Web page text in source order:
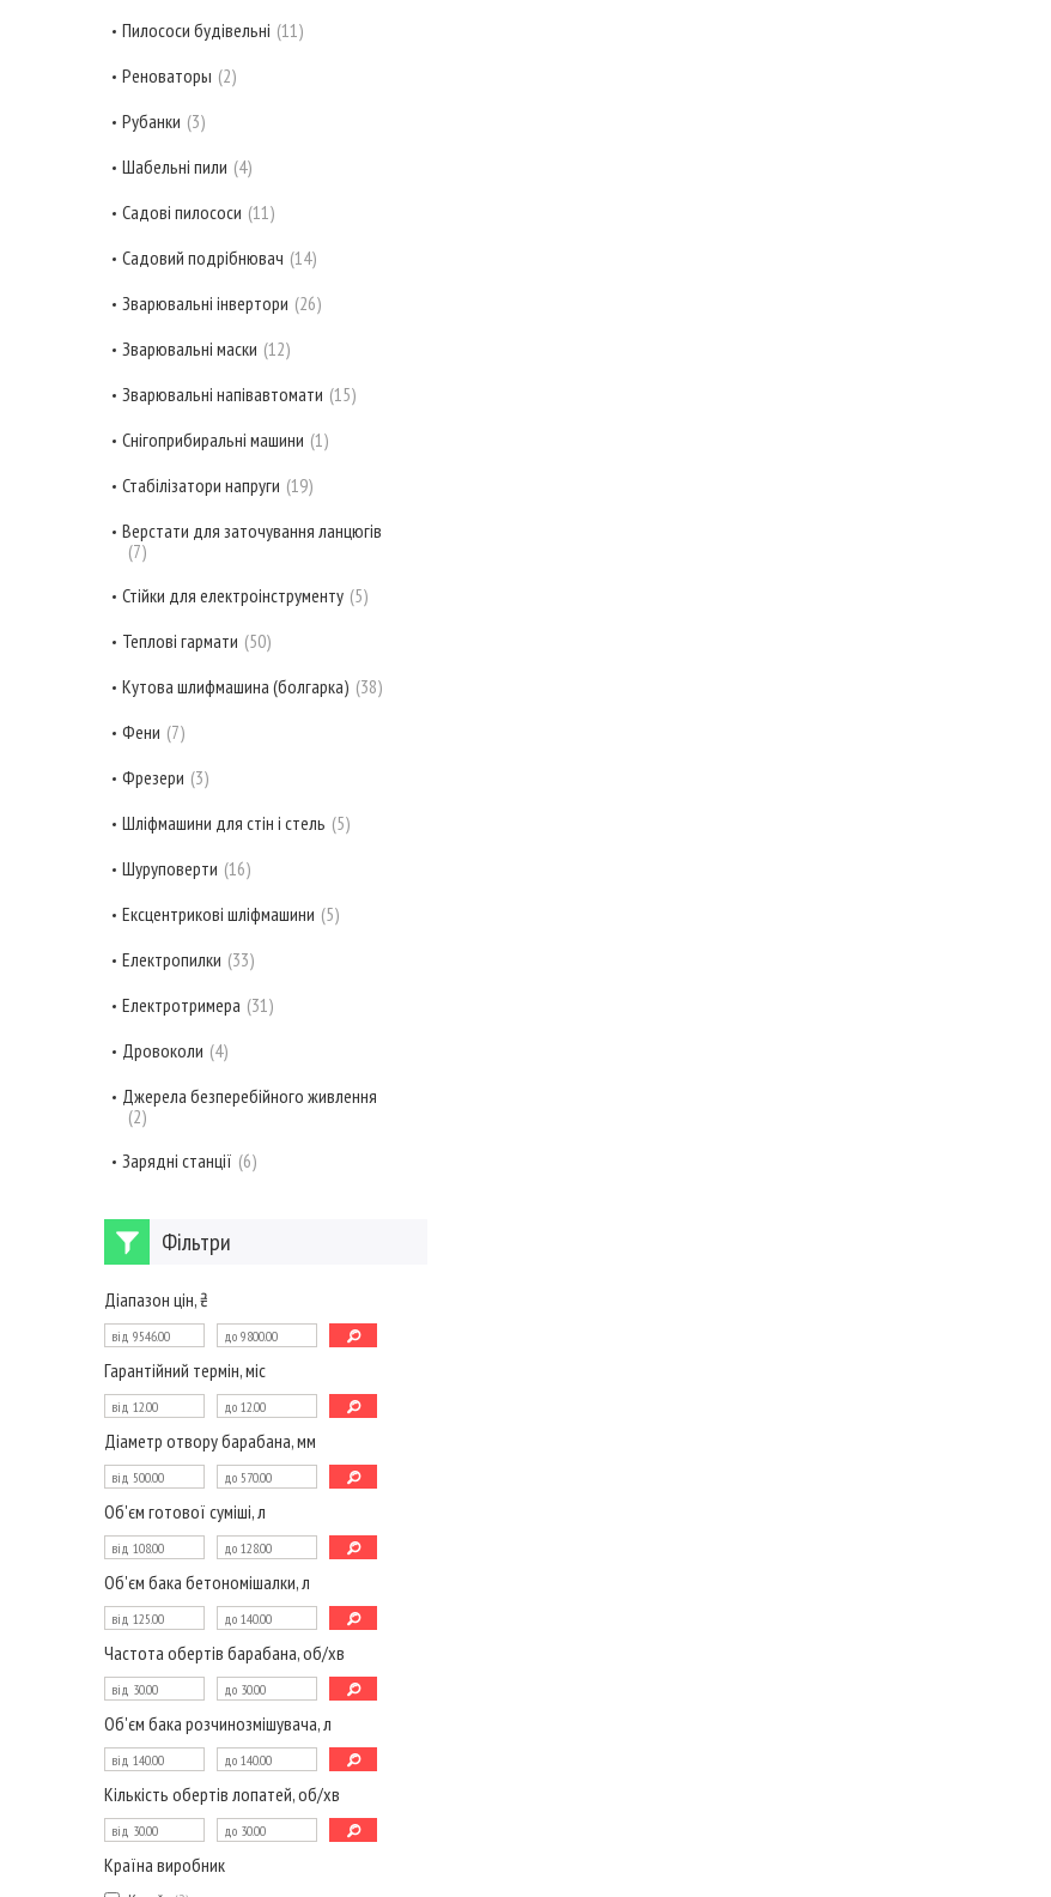
Пилососи будівельні 11
Реноваторы 2
Рубанки 3
Шабельні пили 4
Садові пилососи 11
Садовий подрібнювач 14
Зварювальні інвертори 26
Зварювальні маски 12
Зварювальні напівавтомати 15
Снігоприбиральні машини 1
Стабілізатори напруги 19
Верстати для заточування ланцюгів
7
Стійки для електроінструменту 5
Теплові гармати 50
Кутова шлифмашина (болгарка) 38
Фени 7
Фрезери 3
Шліфмашини для стін і стель 5
Шуруповерти 16
Ексцентрикові шліфмашини 5
Електропилки 33
Електротримера 31
Дровоколи 4
Джерела безперебійного живлення
2
Зарядні станції 6
Фільтри
Діапазон цін, ₴
Гарантійний термін, міс
Діаметр отвору барабана, мм
Об'єм готової суміші, л
Об'єм бака бетономішалки, л
Частота обертів барабана, об/хв
Об'єм бака розчинозмішувача, л
Кількість обертів лопатей, об/хв
Країна виробник